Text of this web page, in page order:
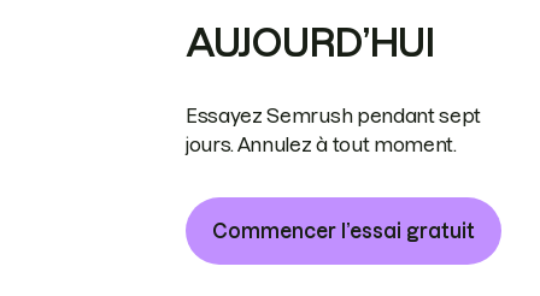
AUJOURD’HUI
Essayez Semrush pendant sept
jours. Annulez à tout moment.
Commencer l’essai gratuit